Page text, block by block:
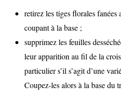
retirez les tiges florales fanées
coupant à la base ;
supprimez les feuilles
leur apparition au fil de la
particulier s’il s’agit d’une
Coupez-les alors à la base du